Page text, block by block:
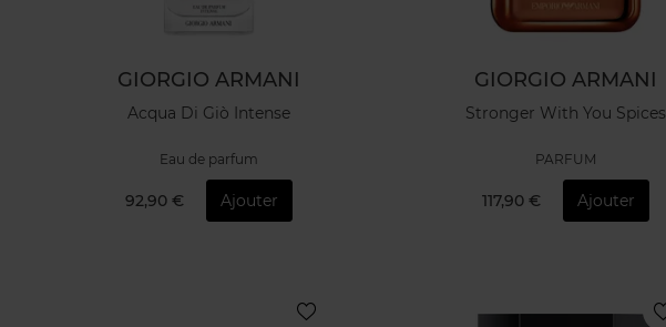
GIORGIO ARMANI
Acqua Di Giò Intense
Eau de parfum
92,90 € Ajouter
GIORGIO ARMANI
Stronger With You Spices
PARFUM
117,90 € Ajouter